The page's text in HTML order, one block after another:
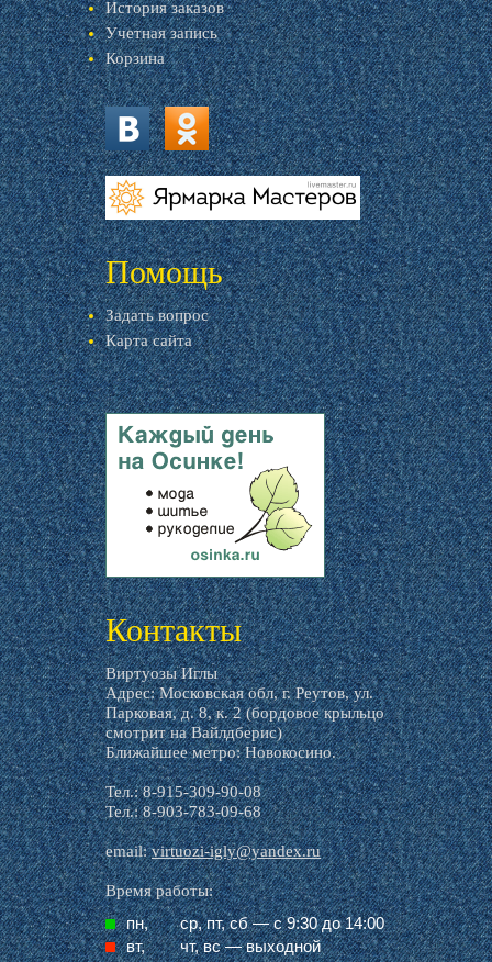
История заказов
Учетная запись
Корзина
vk.com ok.ru
livemaster.ru
Помощь
Задать вопрос
Карта сайта
livemaster.ru
Контакты
Виртуозы Иглы
Адрес: Московская обл, г. Реутов, ул.
Парковая, д. 8, к. 2 (бордовое крыльцо
смотрит на Вайлдберис)
Ближайшее метро: Новокосино.
Тел.: 8-915-309-90-08
Тел.: 8-903-783-09-68
email:virtuozi-igly@yandex.ru
Время работы:
пн,
ср, пт, cб — с 9:30 до 14:00
вт,
чт, вс — выходной